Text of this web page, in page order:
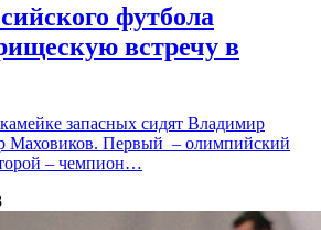
футбола
встречу в
запасных сидят Владимир
Маховиков. Первый – олимпийский
– чемпион…